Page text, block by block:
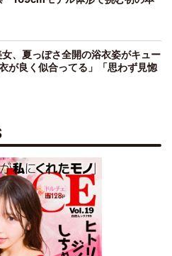
、夏っぽさ全開の浴衣姿がキュー
が良く似合ってる」「思わず見惚